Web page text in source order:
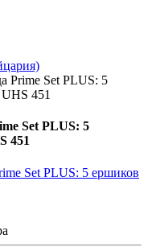
Prime Set PLUS: 5
451
Set PLUS: 5
451